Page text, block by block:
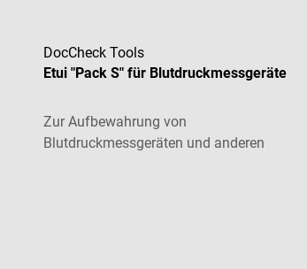
DocCheck Tools
Etui "Pack S" für Blutdruckmessgeräte
Zur Aufbewahrung von
Blutdruckmessgeräten und anderen
Durchschnittliche Bewertung von 3 von 5